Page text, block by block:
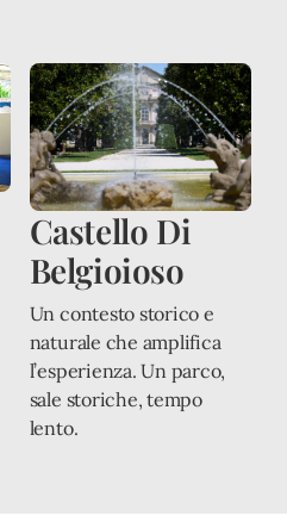
Castello Di
Belgioioso
Un contesto storico e
naturale che amplifica
l’esperienza. Un parco,
sale storiche, tempo
lento.